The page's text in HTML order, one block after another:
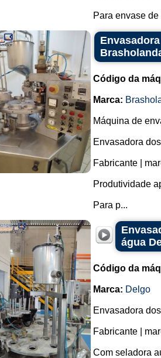
Para envase
Código da
Marca:
Máquina de
Envasadora
Fabricante |
Produtividade
Para p...
água
Código da
Marca: Delgo
Envasadora
Fabricante |
Com seladora